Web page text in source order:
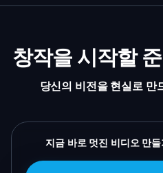
창작을 시작할
당신의 비전을 현실로 만
지금 바로 멋진 비디오 만